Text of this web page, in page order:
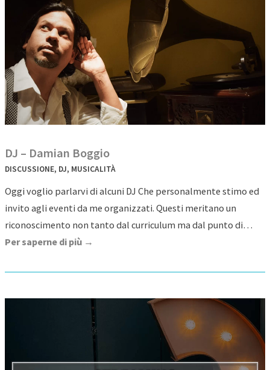
DJ – Damian Boggio
DISCUSSIONE, DJ, MUSICALITÀ
Oggi voglio parlarvi di alcuni DJ Che personalmente stimo ed
invito agli eventi da me organizzati. Questi meritano un
riconoscimento non tanto dal curriculum ma dal punto di…
Per saperne di più →